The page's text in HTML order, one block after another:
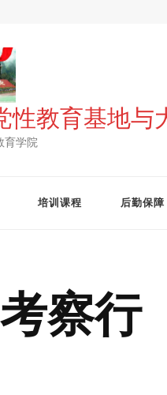
性教育基地与
育学院
培训课程 后勤保障
察行